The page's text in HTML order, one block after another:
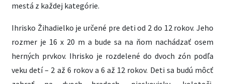
mestá z každej kategórie.
Ihrisko Žihadielko je určené pre deti od 2 do 12 rokov. Jeho
rozmer je 16 x 20 m a bude sa na ňom nachádzať osem
herných prvkov. Ihrisko je rozdelené do dvoch zón podľa
veku detí – 2 až 6 rokov a 6 až 12 rokov. Deti sa budú môcť